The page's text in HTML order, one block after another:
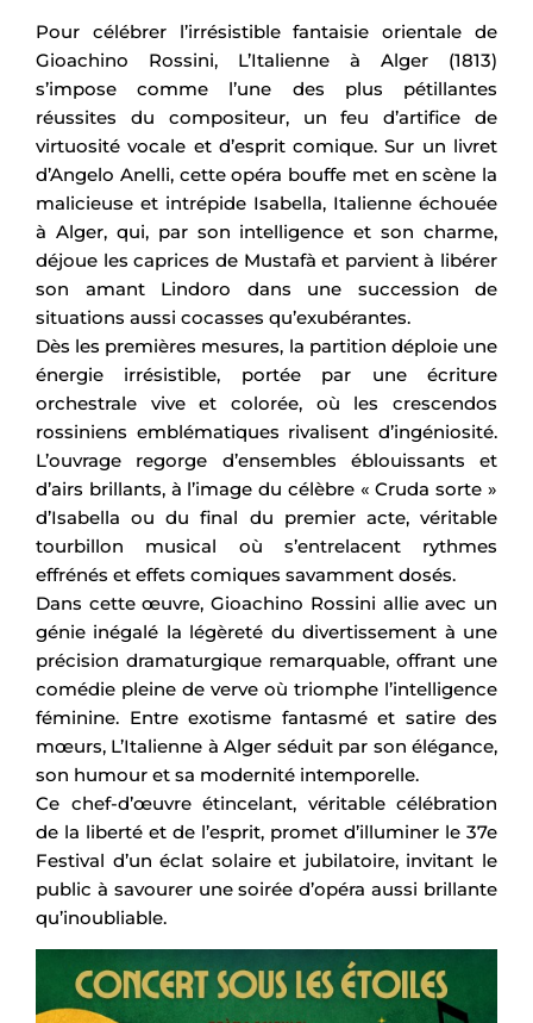
Pour célébrer l’irrésistible fantaisie orientale de
Gioachino Rossini, L’Italienne à Alger (1813)
s’impose comme l’une des plus pétillantes
réussites du compositeur, un feu d’artifice de
virtuosité vocale et d’esprit comique. Sur un livret
d’Angelo Anelli, cette opéra bouffe met en scène la
malicieuse et intrépide Isabella, Italienne échouée
à Alger, qui, par son intelligence et son charme,
déjoue les caprices de Mustafà et parvient à libérer
son amant Lindoro dans une succession de
situations aussi cocasses qu’exubérantes.
Dès les premières mesures, la partition déploie une
énergie irrésistible, portée par une écriture
orchestrale vive et colorée, où les crescendos
rossiniens emblématiques rivalisent d’ingéniosité.
L’ouvrage regorge d’ensembles éblouissants et
d’airs brillants, à l’image du célèbre « Cruda sorte »
d’Isabella ou du final du premier acte, véritable
tourbillon musical où s’entrelacent rythmes
effrénés et effets comiques savamment dosés.
Dans cette œuvre, Gioachino Rossini allie avec un
génie inégalé la légèreté du divertissement à une
précision dramaturgique remarquable, offrant une
comédie pleine de verve où triomphe l’intelligence
féminine. Entre exotisme fantasmé et satire des
mœurs, L’Italienne à Alger séduit par son élégance,
son humour et sa modernité intemporelle.
Ce chef-d’œuvre étincelant, véritable célébration
de la liberté et de l’esprit, promet d’illuminer le 37e
Festival d’un éclat solaire et jubilatoire, invitant le
public à savourer une soirée d’opéra aussi brillante
qu’inoubliable.